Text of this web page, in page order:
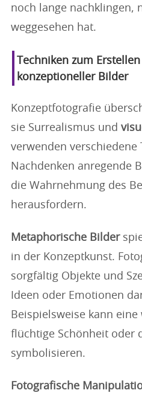
noch lange nachklingen,
weggesehen hat.
Techniken zum
konzeptioneller Bilder
Konzeptfotografie
sie Surrealismus und
verwenden verschiedene
Nachdenken anregende
die Wahrnehmung des
herausfordern.
Metaphorische Bilder
in der Konzeptkunst.
sorgfältig Objekte und
Ideen oder Emotionen
Beispielsweise kann
flüchtige Schönheit oder
symbolisieren.
Fotografische